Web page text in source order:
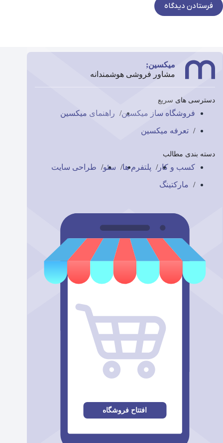
فرستادن دیدگاه
میکسین;
مشاور فروشی هوشمندانه
دسترسی های سریع
فروشگاه ساز میکسین راهنمای میکسین
تعرفه میکسین
دسته بندی مطالب
کسب و کار پلتفرم ها سئو طراحی سایت
مارکتینگ
افتتاح فروشگاه